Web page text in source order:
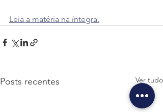
Leia a matéria na íntegra.
Posts recentes Ver tudo